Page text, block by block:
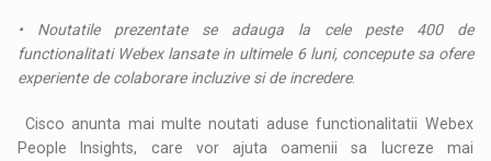
• Noutatile prezentate se adauga la cele peste 400 de
functionalitati Webex lansate in ultimele 6 luni, concepute sa ofere
experiente de colaborare incluzive si de incredere.
Cisco anunta mai multe noutati aduse functionalitatii Webex
People Insights, care vor ajuta oamenii sa lucreze mai